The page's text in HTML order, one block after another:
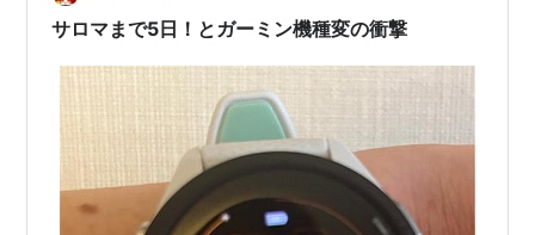
サロマまで5日！とガーミン機種変の衝撃